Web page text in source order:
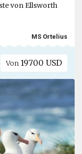
von Ellsworth
MS Ortelius
Von 19700 USD